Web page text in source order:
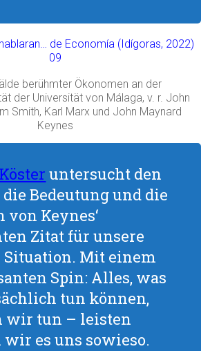
berühmter Ökonomen an der
der Universität von Málaga, v. r. John
Smith, Karl Marx und John Maynard
Keynes
untersucht den
die Bedeutung und die
von Keynes‘
Zitat für unsere
Situation. Mit einem
Spin: Alles, was
tun können,
wir tun – leisten
es uns sowieso.